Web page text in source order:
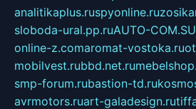
analitikaplus.ruspyonline.ru
sloboda-ural.pp.ruAUTO-COM.SU
online-z.comaromat-vostoka.ru
mobilvest.rubbd.net.ru
smp-forum.rubastion-td.ru
avrmotors.ruart-galadesign.ru